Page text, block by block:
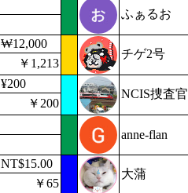
ふぁるお
₩12,000
チゲ2号
￥1,213
¥200
NCIS捜査官
￥200
anne-flan
NT$15.00
大蒲
￥65